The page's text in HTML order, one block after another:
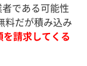
である可能性
料だが積み込み
請求してくる